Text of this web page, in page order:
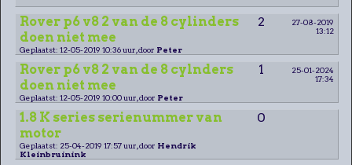
Rover p6 v8 2 van de 8 cylinders
doen niet mee
2
27-08-2019
13:12
Geplaatst: 12-05-2019 10:36 uur, door Peter
Rover p6 v8 2 van de 8 cylnders
doen niet mee
1
25-01-2024
17:34
Geplaatst: 12-05-2019 10:00 uur, door Peter
1.8 K series serienummer van
motor
0
Geplaatst: 25-04-2019 17:57 uur, door Hendrik
Kleinbruinink